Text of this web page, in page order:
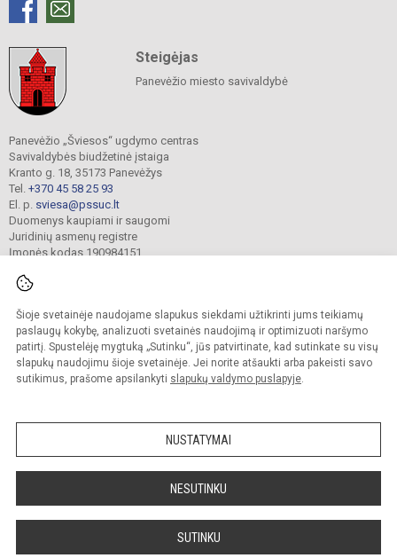
Šioje svetainėje naudojame slapukus siekdami užtikrinti jums teikiamų
paslaugų kokybę, analizuoti svetainės naudojimą ir optimizuoti naršymo
patirtį. Spustelėję mygtuką „Sutinku“, jūs patvirtinate, kad sutinkate su visų
slapukų naudojimu šioje svetainėje. Jei norite atšaukti arba pakeisti savo
sutikimus, prašome apsilankyti slapukų valdymo puslapyje.
NUSTATYMAI
NESUTINKU
SUTINKU
Steigėjas
Panevėžio miesto savivaldybė
Panevėžio „Šviesos“ ugdymo centras
Savivaldybės biudžetinė įstaiga
Kranto g. 18, 35173 Panevėžys
Tel. +370 45 58 25 93
El. p. sviesa@pssuc.lt
Duomenys kaupiami ir saugomi
Juridinių asmenų registre
Įmonės kodas 190984151
© 2021. Panevėžio „Šviesos“ ugdymo centras. Visos teisės saugomos.
Kopijuoti turinį be raštiško administracijos sutikimo griežtai draudžiama.
Prieinamumo paraiška Slapukų valdymas
Sumanus būdas atnaujinti